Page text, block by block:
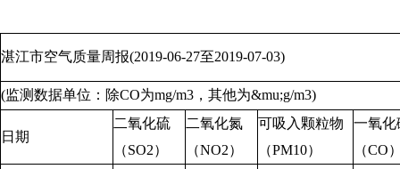
湛江市空气质量周报(2019-06-27至2019-07-03)
(监测数据单位：除CO为mg/m3，其他为&mu;g/m3)
日期
二氧化硫
（SO2）
二氧化氮
（NO2）
可吸入颗粒物
（PM10）
一氧化
（CO